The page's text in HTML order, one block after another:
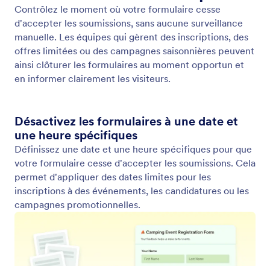
Activer ou désactiver votre formulaire
Contrôlez la disponibilité de vos formulaires grâce à
de simples commandes IA. Jotform AI vous permet
d'activer ou de désactiver rapidement vos
formulaires pour gérer les soumissions
instantanément, sans avoir à modifier manuellement
Désactiver votre formulaire en fonction de conditions